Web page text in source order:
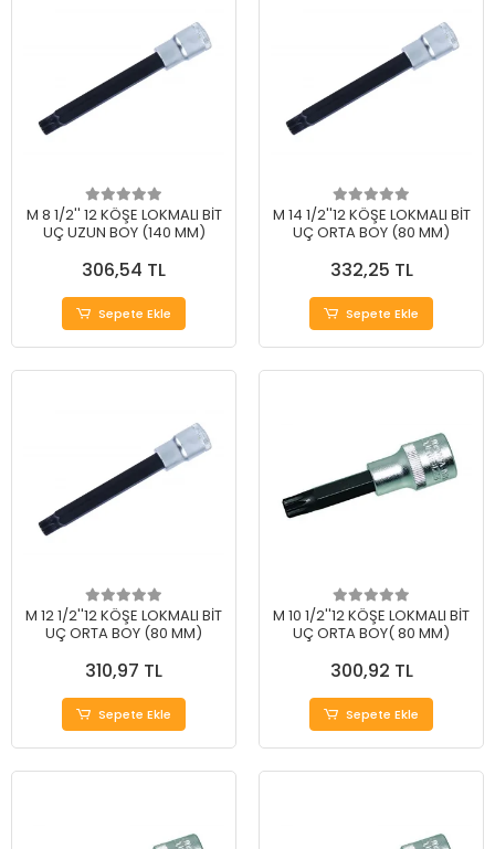
M 8 1/2'' 12 KÖŞE LOKMALI BİT
UÇ UZUN BOY (140 MM)
306,54 TL
Sepete Ekle
M 14 1/2''12 KÖŞE LOKMALI BİT
UÇ ORTA BOY (80 MM)
332,25 TL
Sepete Ekle
M 12 1/2''12 KÖŞE LOKMALI BİT
UÇ ORTA BOY (80 MM)
310,97 TL
Sepete Ekle
M 10 1/2''12 KÖŞE LOKMALI BİT
UÇ ORTA BOY( 80 MM)
300,92 TL
Sepete Ekle